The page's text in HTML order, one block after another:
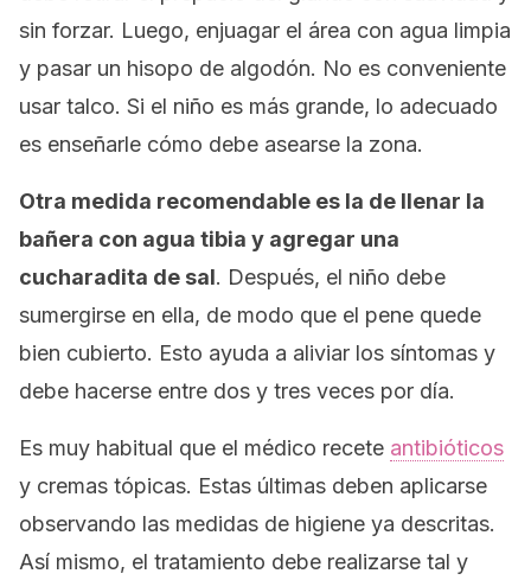
sin forzar. Luego, enjuagar el área con agua limpia
y pasar un hisopo de algodón. No es conveniente
usar talco. Si el niño es más grande, lo adecuado
es enseñarle cómo debe asearse la zona.
Otra medida recomendable es la de llenar la
bañera con agua tibia y agregar una
cucharadita de sal. Después, el niño debe
sumergirse en ella, de modo que el pene quede
bien cubierto. Esto ayuda a aliviar los síntomas y
debe hacerse entre dos y tres veces por día.
Es muy habitual que el médico recete antibióticos
y cremas tópicas. Estas últimas deben aplicarse
observando las medidas de higiene ya descritas.
Así mismo, el tratamiento debe realizarse tal y